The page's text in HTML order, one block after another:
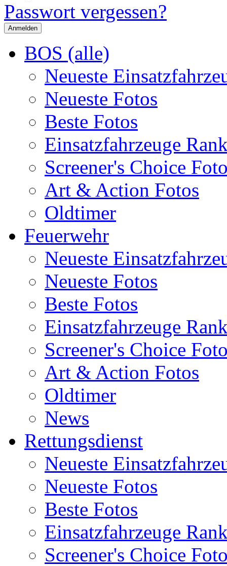
Passwort vergessen?
BOS (alle)
Neueste
Neueste Fotos
Beste Fotos
Einsatzfahrzeuge
Screener's Choice
Art & Action Fotos
Oldtimer
Feuerwehr
Neueste
Neueste Fotos
Beste Fotos
Einsatzfahrzeuge
Screener's Choice
Art & Action Fotos
Oldtimer
News
Rettungsdienst
Neueste
Neueste Fotos
Beste Fotos
Einsatzfahrzeuge
Screener's Choice